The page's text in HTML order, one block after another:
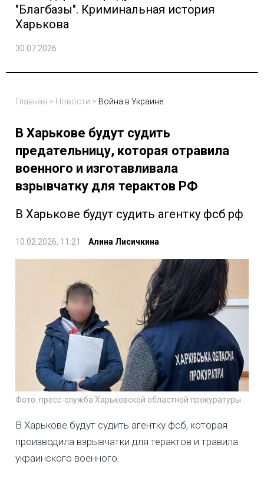
"Благбазы". Криминальная история
Харькова
30.07.2026
Главная > Новости > Война в Украине
В Харькове будут судить
предательницу, которая отравила
военного и изготавливала
взрывчатку для терактов РФ
В Харькове будут судить агентку фсб рф
10.02.2026, 11:21 Алина Лисичкина
Фото: пресс-служба Харьковской областной прокуратуры
В Харькове будут судить агентку фсб, которая
производила взрывчатки для терактов и травила
украинского военного.